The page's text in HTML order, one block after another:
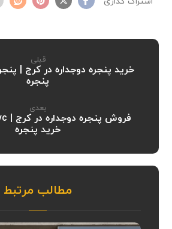
قبلی
پنجره
بعدی
خرید پنجره
مطالب مرتبط